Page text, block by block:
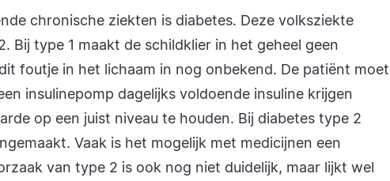
chronische ziekten is diabetes. Deze volksziekte
Bij type 1 maakt de schildklier in het geheel geen
foutje in het lichaam in nog onbekend. De patiënt moet
insulinepomp dagelijks voldoende insuline krijgen
op een juist niveau te houden. Bij diabetes type 2
Vaak is het mogelijk met medicijnen een
van type 2 is ook nog niet duidelijk, maar lijkt wel